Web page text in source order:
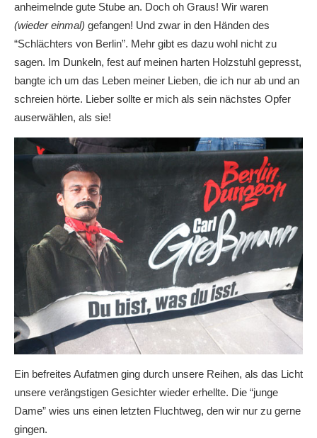
anheimelnde gute Stube an. Doch oh Graus! Wir waren
(wieder einmal) gefangen! Und zwar in den Händen des
“Schlächters von Berlin”. Mehr gibt es dazu wohl nicht zu
sagen. Im Dunkeln, fest auf meinen harten Holzstuhl gepresst,
bangte ich um das Leben meiner Lieben, die ich nur ab und an
schreien hörte. Lieber sollte er mich als sein nächstes Opfer
auserwählen, als sie!
Ein befreites Aufatmen ging durch unsere Reihen, als das Licht
unsere verängstigen Gesichter wieder erhellte. Die “junge
Dame” wies uns einen letzten Fluchtweg, den wir nur zu gerne
gingen.